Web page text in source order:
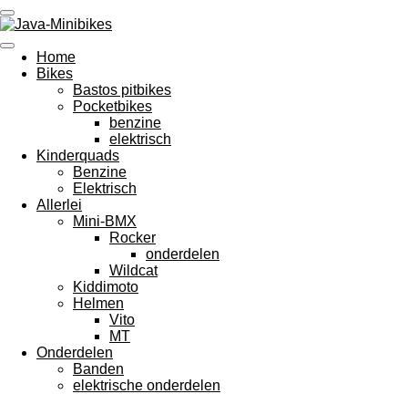
Ga
direct
naar
de
hoofdinhoud
Home
Bikes
Bastos pitbikes
Pocketbikes
benzine
elektrisch
Kinderquads
Benzine
Elektrisch
Allerlei
Mini-BMX
Rocker
onderdelen
Wildcat
Kiddimoto
Helmen
Vito
MT
Onderdelen
Banden
elektrische onderdelen